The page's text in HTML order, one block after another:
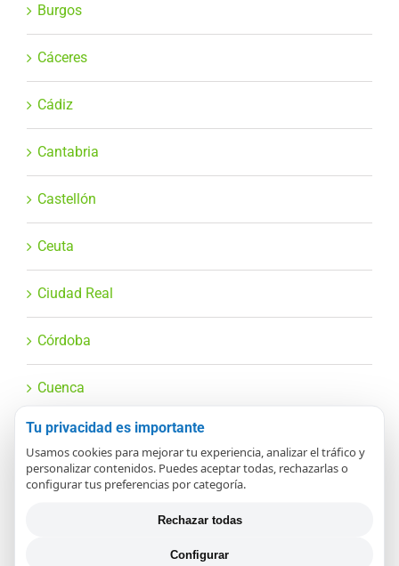
Burgos
Cáceres
Cádiz
Cantabria
Castellón
Ceuta
Ciudad Real
Córdoba
Cuenca
Diagnóstico y averías comunes
Fitness y máquinas deportivas
Tu privacidad es importante
Usamos cookies para mejorar tu experiencia, analizar el tráfico y
personalizar contenidos. Puedes aceptar todas, rechazarlas o
configurar tus preferencias por categoría.
Rechazar todas
Configurar